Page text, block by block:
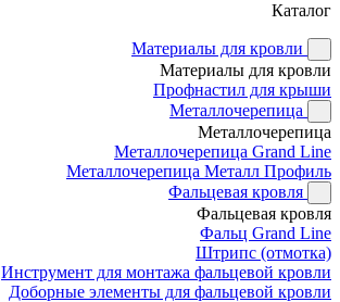
Каталог
Материалы для кровли
Материалы для кровли
Профнастил для крыши
Металлочерепица
Металлочерепица
Металлочерепица Grand Line
Металлочерепица Металл Профиль
Фальцевая кровля
Фальцевая кровля
Фальц Grand Line
Штрипс (отмотка)
Инструмент для монтажа фальцевой кровли
Доборные элементы для фальцевой кровли